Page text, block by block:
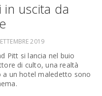
uscita da
2019
Pitt si lancia nel buio
di culto, una realtà
un hotel maledetto sono